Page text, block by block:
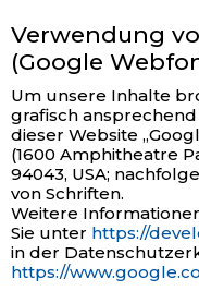
Verwendung
(Google
Um unsere Inhalte
grafisch
dieser Website
(1600 Amphitheatre
94043, USA;
von Schriften.
Weitere
Sie unter https://
in der
https://